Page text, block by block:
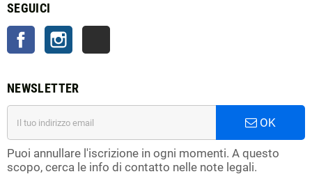
SEGUICI
FacebookInstagram
NEWSLETTER
OK
Puoi annullare l'iscrizione in ogni momenti. A questo
scopo, cerca le info di contatto nelle note legali.